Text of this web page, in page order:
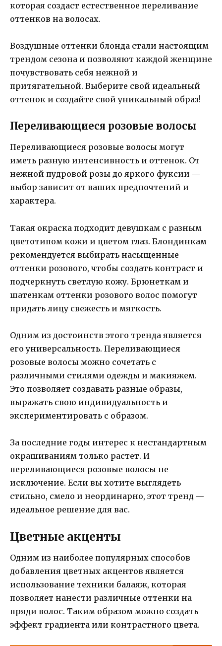
которая создаст естественное переливание
оттенков на волосах.
Воздушные оттенки блонда стали настоящим
трендом сезона и позволяют каждой женщине
почувствовать себя нежной и
притягательной. Выберите свой идеальный
оттенок и создайте свой уникальный образ!
Переливающиеся розовые волосы
Переливающиеся розовые волосы могут
иметь разную интенсивность и оттенок. От
нежной пудровой розы до яркого фуксии —
выбор зависит от ваших предпочтений и
характера.
Такая окраска подходит девушкам с разным
цветотипом кожи и цветом глаз. Блондинкам
рекомендуется выбирать насыщенные
оттенки розового, чтобы создать контраст и
подчеркнуть светлую кожу. Брюнеткам и
шатенкам оттенки розового волос помогут
придать лицу свежесть и мягкость.
Одним из достоинств этого тренда является
его универсальность. Переливающиеся
розовые волосы можно сочетать с
различными стилями одежды и макияжем.
Это позволяет создавать разные образы,
выражать свою индивидуальность и
экспериментировать с образом.
За последние годы интерес к нестандартным
окрашиваниям только растет. И
переливающиеся розовые волосы не
исключение. Если вы хотите выглядеть
стильно, смело и неординарно, этот тренд —
идеальное решение для вас.
Цветные акценты
Одним из наиболее популярных способов
добавления цветных акцентов является
использование техники балаяж, которая
позволяет нанести различные оттенки на
пряди волос. Таким образом можно создать
эффект градиента или контрастного цвета.